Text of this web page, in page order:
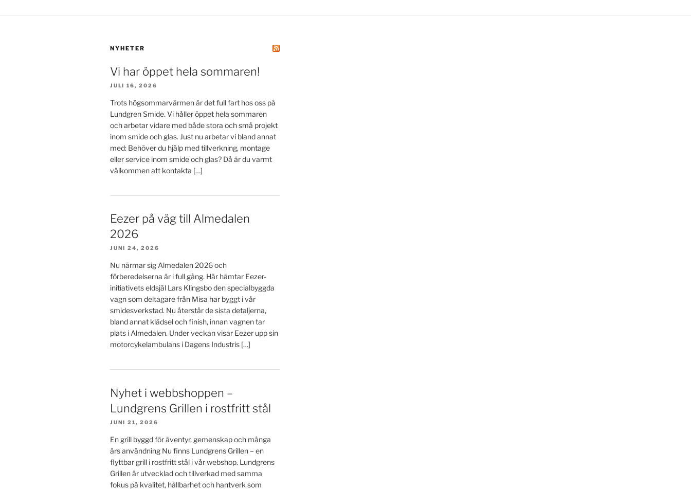
NYHETER
Vi har öppet hela sommaren!
JULI 16, 2026
Trots högsommarvärmen är det full fart hos oss på
Lundgren Smide. Vi håller öppet hela sommaren
och arbetar vidare med både stora och små projekt
inom smide och glas. Just nu arbetar vi bland annat
med: Behöver du hjälp med tillverkning, montage
eller service inom smide och glas? Då är du varmt
välkommen att kontakta […]
Eezer på väg till Almedalen
2026
JUNI 24, 2026
Nu närmar sig Almedalen 2026 och
förberedelserna är i full gång. Här hämtar Eezer-
initiativets eldsjäl Lars Klingsbo den specialbyggda
vagn som deltagare från Misa har byggt i vår
smidesverkstad. Nu återstår de sista detaljerna,
bland annat klädsel och finish, innan vagnen tar
plats i Almedalen. Under veckan visar Eezer upp sin
motorcykelambulans i Dagens Industris […]
Nyhet i webbshoppen –
Lundgrens Grillen i rostfritt stål
JUNI 21, 2026
En grill byggd för äventyr, gemenskap och många
års användning Nu finns Lundgrens Grillen – en
flyttbar grill i rostfritt stål i vår webshop. Lundgrens
Grillen är utvecklad och tillverkad med samma
fokus på kvalitet, hållbarhet och hantverk som